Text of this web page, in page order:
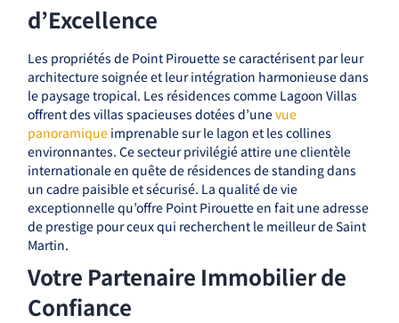
d’Excellence
Les propriétés de Point Pirouette se caractérisent par leur
architecture soignée et leur intégration harmonieuse dans
le paysage tropical. Les résidences comme Lagoon Villas
offrent des villas spacieuses dotées d’unevue
panoramique imprenable sur le lagon et les collines
environnantes. Ce secteur privilégié attire une clientèle
internationale en quête de résidences de standing dans
un cadre paisible et sécurisé. La qualité de vie
exceptionnelle qu’offre Point Pirouette en fait une adresse
de prestige pour ceux qui recherchent le meilleur de Saint
Martin.
Votre Partenaire Immobilier de
Confiance